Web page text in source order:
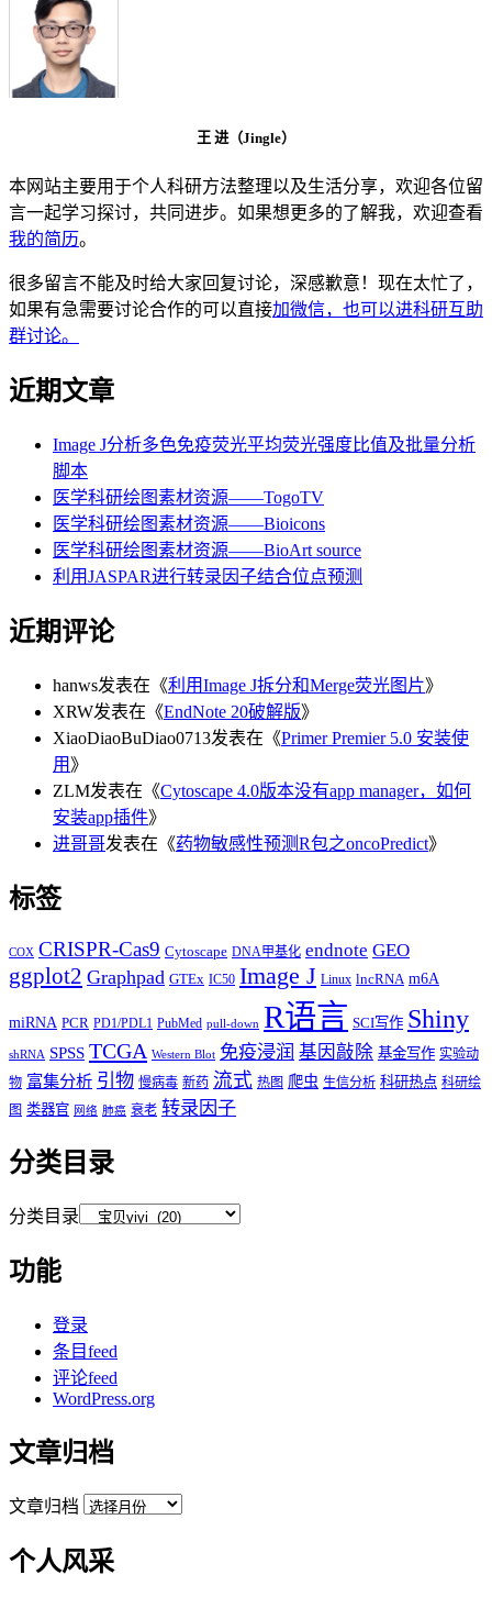
王 进（Jingle）
本网站主要用于个人科研方法整理以及生活分享，欢迎各位留
言一起学习探讨，共同进步。如果想更多的了解我，欢迎查看
我的简历。
很多留言不能及时给大家回复讨论，深感歉意！现在太忙了，
如果有急需要讨论合作的可以直接加微信，也可以进科研互助
群讨论。
近期文章
Image J分析多色免疫荧光平均荧光强度比值及批量分析
脚本
医学科研绘图素材资源——TogoTV
医学科研绘图素材资源——Bioicons
医学科研绘图素材资源——BioArt source
利用JASPAR进行转录因子结合位点预测
近期评论
hanws发表在《利用Image J拆分和Merge荧光图片》
XRW发表在《EndNote 20破解版》
XiaoDiaoBuDiao0713发表在《Primer Premier 5.0 安装使
用 》
ZLM发表在《Cytoscape 4.0版本没有app manager，如何
安装app插件》
进哥哥发表在《药物敏感性预测R包之oncoPredict》
标签
COX CRISPR-Cas9 Cytoscape DNA甲基化 endnote GEO
ggplot2 Graphpad GTEx IC50 Image J Linux lncRNA m6A
miRNA PCR PD1/PDL1 PubMed pull-down R语言 SCI写作 Shiny
shRNA SPSS TCGA Western Blot 免疫浸润 基因敲除 基金写作 实验动
物 富集分析 引物 慢病毒 新药 流式 热图 爬虫 生信分析 科研热点 科研绘
图 类器官 网络 肺癌 衰老 转录因子
分类目录
分类目录
功能
登录
条目feed
评论feed
WordPress.org
文章归档
文章归档
个人风采